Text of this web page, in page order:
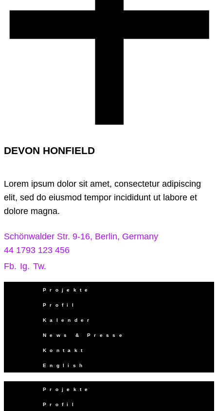
DEVON HONFIELD
Lorem ipsum dolor sit amet, consectetur adipiscing
elit, sed do eiusmod tempor incididunt ut labore et
dolore magna.
Schönwalder Str. 9-16, Berlin, Germany
44 1793 123 456
Fb. Ig. Tw.
Projekte
Profil
Kalender
News & Presse
Kontakt
English
Projekte
Profil